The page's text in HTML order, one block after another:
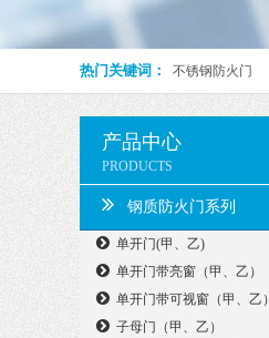
热门关键词： 不锈钢防火门
产品中心
PRODUCTS
钢质防火门系列
单开门(甲、乙)
单开门带亮窗（甲、乙）
单开门带可视窗（甲、乙）
子母门（甲、乙）